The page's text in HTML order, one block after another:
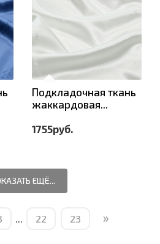
Подкладочная ткань
жаккардовая...
1755руб.
ЕЩЁ...
... 22 23 »